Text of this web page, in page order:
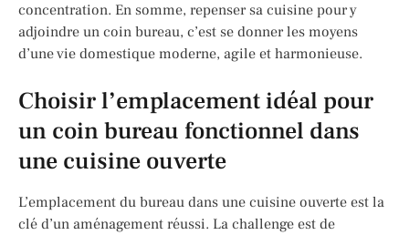
concentration. En somme, repenser sa cuisine pour y
adjoindre un coin bureau, c’est se donner les moyens
d’une vie domestique moderne, agile et harmonieuse.
Choisir l’emplacement idéal pour
un coin bureau fonctionnel dans
une cuisine ouverte
L’emplacement du bureau dans une cuisine ouverte est la
clé d’un aménagement réussi. La challenge est de